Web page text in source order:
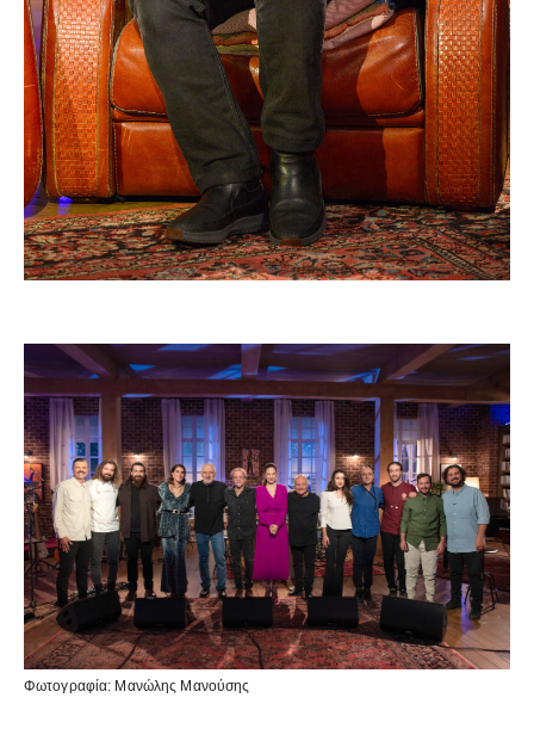
Φωτογραφία: Μανώλης Μανούσης